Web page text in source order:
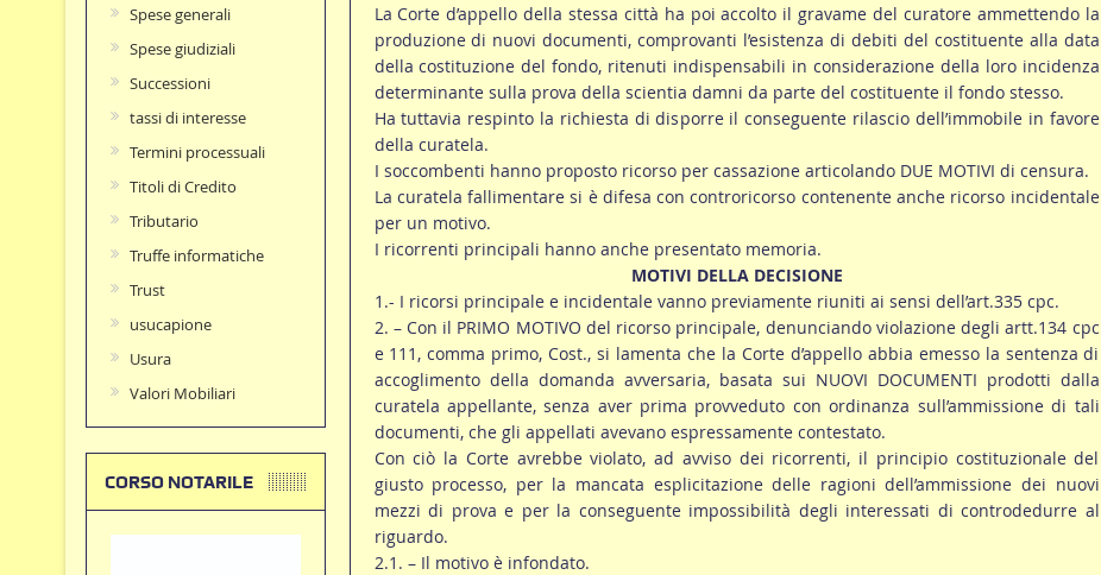
La Corte d’appello della stessa città ha poi accolto il gravame del curatore ammettendo la
produzione di nuovi documenti, comprovanti l’esistenza di debiti del costituente alla data
della costituzione del fondo, ritenuti indispensabili in considerazione della loro incidenza
determinante sulla prova della scientia damni da parte del costituente il fondo stesso.
Ha tuttavia respinto la richiesta di disporre il conseguente rilascio dell’immobile in favore
della curatela.
I soccombenti hanno proposto ricorso per cassazione articolando DUE MOTIVI di censura.
La curatela fallimentare si è difesa con controricorso contenente anche ricorso incidentale
per un motivo.
I ricorrenti principali hanno anche presentato memoria.
MOTIVI DELLA DECISIONE
1.- I ricorsi principale e incidentale vanno previamente riuniti ai sensi dell’art.335 cpc.
2. – Con il PRIMO MOTIVO del ricorso principale, denunciando violazione degli artt.134 cpc
e 111, comma primo, Cost., si lamenta che la Corte d’appello abbia emesso la sentenza di
accoglimento della domanda avversaria, basata sui NUOVI DOCUMENTI prodotti dalla
curatela appellante, senza aver prima provveduto con ordinanza sull’ammissione di tali
documenti, che gli appellati avevano espressamente contestato.
Con ciò la Corte avrebbe violato, ad avviso dei ricorrenti, il principio costituzionale del
giusto processo, per la mancata esplicitazione delle ragioni dell’ammissione dei nuovi
mezzi di prova e per la conseguente impossibilità degli interessati di controdedurre al
riguardo.
2.1. – Il motivo è infondato.
Spese generali
Spese giudiziali
Successioni
tassi di interesse
Termini processuali
Titoli di Credito
Tributario
Truffe informatiche
Trust
usucapione
Usura
Valori Mobiliari
CORSO NOTARILE